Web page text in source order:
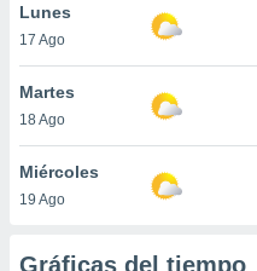
como
sitio
de
traten tus
en
interés
su
Lunes
17 Ago
Martes
18 Ago
Miércoles
19 Ago
Gráficas del tiempo